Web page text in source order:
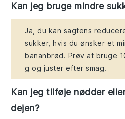
Kan jeg bruge mindre
Ja, du kan sagtens
sukker, hvis du ønsker et
bananbrød. Prøv at bruge
g og juster efter smag.
Kan jeg tilføje nødder
dejen?